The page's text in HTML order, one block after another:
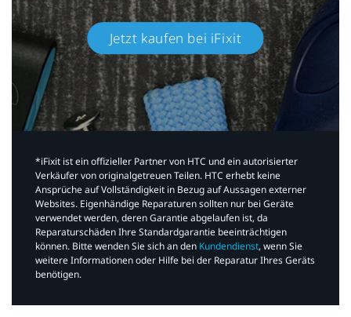
Jetzt kaufen bei iFixit​
*iFixit ist ein offizieller Partner von HTC und ein autorisierter
Verkäufer von originalgetreuen Teilen. HTC erhebt keine
Ansprüche auf Vollständigkeit in Bezug auf Aussagen externer
Websites. Eigenhändige Reparaturen sollten nur bei Geräte
verwendet werden, deren Garantie abgelaufen ist, da
Reparaturschäden Ihre Standardgarantie beeinträchtigen
können. Bitte wenden Sie sich an den Kundendienst, wenn Sie
weitere Informationen oder Hilfe bei der Reparatur Ihres Geräts
benötigen.​